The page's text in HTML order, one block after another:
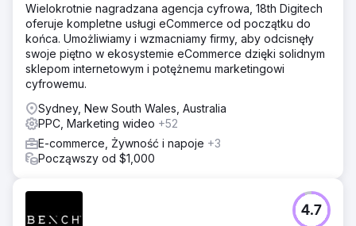
Wielokrotnie nagradzana agencja cyfrowa, 18th Digitech
oferuje kompletne usługi eCommerce od początku do
końca. Umożliwiamy i wzmacniamy firmy, aby odcisnęły
swoje piętno w ekosystemie eCommerce dzięki solidnym
sklepom internetowym i potężnemu marketingowi
cyfrowemu.
Sydney, New South Wales, Australia
PPC, Marketing wideo +52
E-commerce, Żywność i napoje +3
Począwszy od $1,000
4.7